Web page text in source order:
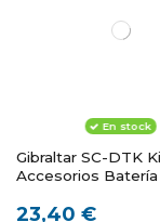
En stock
Gibraltar SC-DTK
Accesorios Batería
23,40 €